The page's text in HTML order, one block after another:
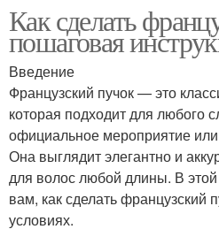
Овальный пучок
Складки в пучке
Как сделать
пошаговая
Введение
Французский пучок — это
которая подходит для любого
официальное мероприятие
Она выглядит элегантно и
для волос любой длины. В
вам, как сделать французский
условиях.